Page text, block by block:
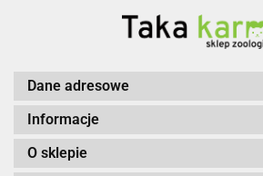
Dane adresowe
Informacje
O sklepie